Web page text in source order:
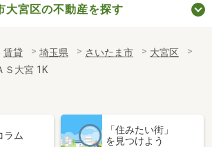
大宮区の不動産を探す
賃貸 埼玉県 さいたま市
大宮区
Ｓ大宮 1K
ラム
「住みたい街」
を見つけよう